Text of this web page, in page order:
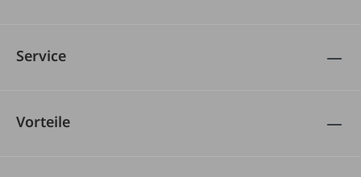
Service
Vorteile